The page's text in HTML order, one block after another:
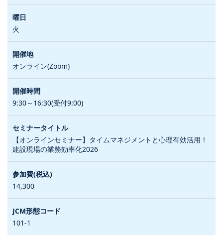
火
オンライン(Zoom)
9:30～16:30(受付9:00)
【オンラインセミナー】タイムマネジメントと心理有効活用！
建設現場の業務効率化2026
14,300
101-1